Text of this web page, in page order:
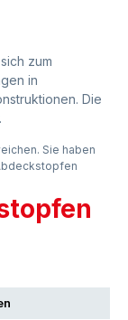
zum
in
Die
Sie haben